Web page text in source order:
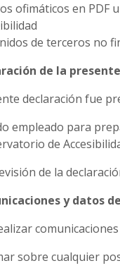
ofimáticos en
de terceros no
de la
declaración fue
empleado para
de
de la
y datos
sobre cualquier